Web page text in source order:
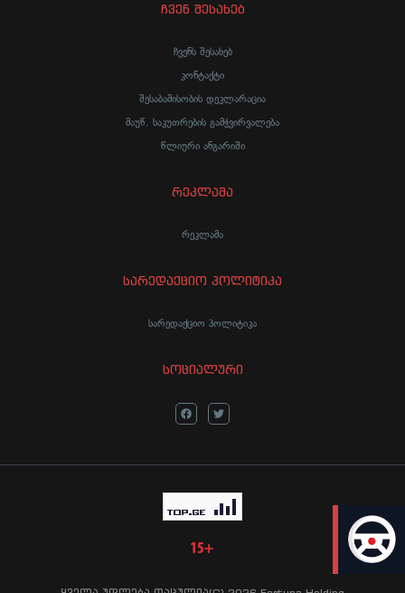
LIVE
ჩვენ შესახებ
ჩვენს შესახებ
კონტაქტი
შესაბამისობის დეკლარაცია
მაუწ. საკუთრების გამჭვირვალება
წლიური ანგარიში
რეკლამა
რეკლამა
სარედაქციო პოლიტიკა
სარედაქციო პოლიტიკა
სოციალური